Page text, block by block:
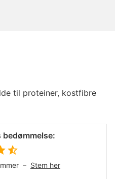
til proteiner, kostfibre
bedømmelse:
– Stem her